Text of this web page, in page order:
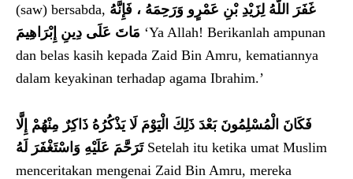
(saw) bersabda, غَفَرَ اللَّهُ لِزَيْدِ بْنِ عَمْرٍو وَرَحِمَهُ ، فَإِنَّهُ
مَاتَ عَلَى دِينِ إِبْرَاهِيمَ ‘Ya Allah! Berikanlah ampunan
dan belas kasih kepada Zaid Bin Amru, kematiannya
dalam keyakinan terhadap agama Ibrahim.’
فَكَانَ الْمُسْلِمُونَ بَعْدَ ذَلِكَ الْيَوْمَ لَا يَذْكُرُهُ ذَاكِرٌ مِنْهُمْ إِلَّا
تَرَحَّمَ عَلَيْهِ وَاسْتَغْفَرَ لَهُSetelah itu ketika umat Muslim
menceritakan mengenai Zaid Bin Amru, mereka